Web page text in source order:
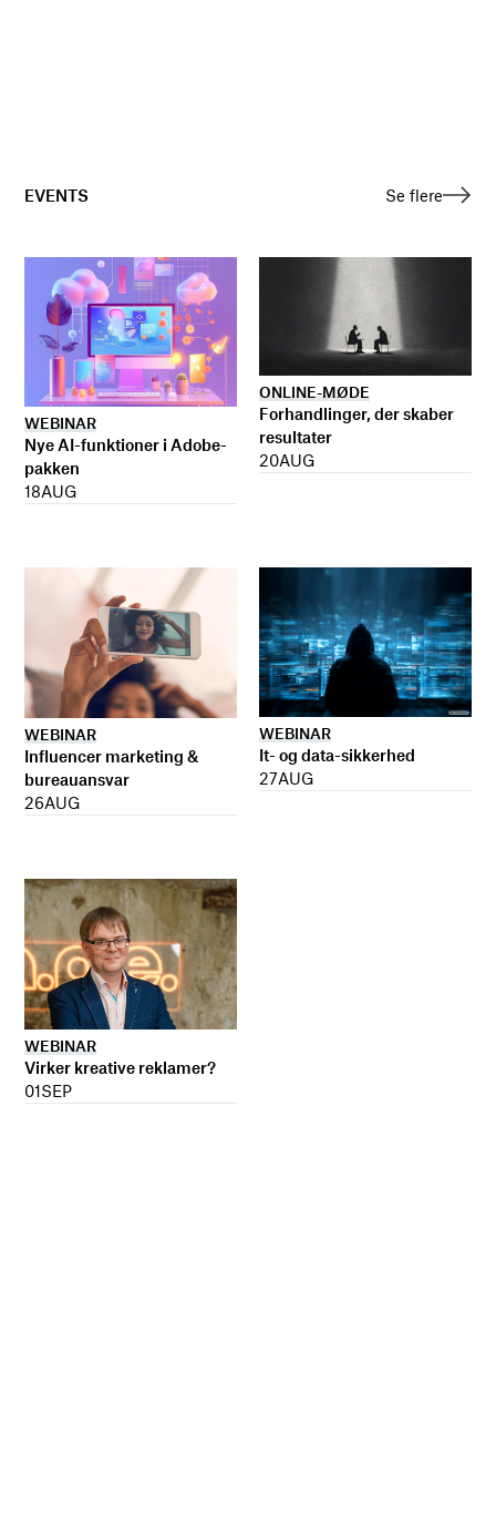
EVENTS Se flere
WEBINAR
Nye AI-funktioner i Adobe-
pakken
18AUG
ONLINE-MØDE
Forhandlinger, der skaber
resultater
20AUG
WEBINAR
Influencer marketing &
bureauansvar
26AUG
WEBINAR
It- og data-sikkerhed
27AUG
WEBINAR
Virker kreative reklamer?
01SEP